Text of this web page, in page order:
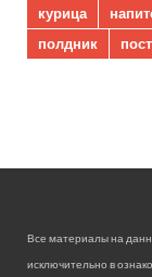
курица
полдник
пост
Все материалы на
исключительно в